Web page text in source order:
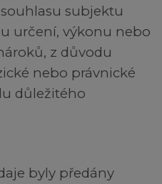
subjektu
určení, výkonu nebo
z důvodu
nebo právnické
důležitého
byly předány